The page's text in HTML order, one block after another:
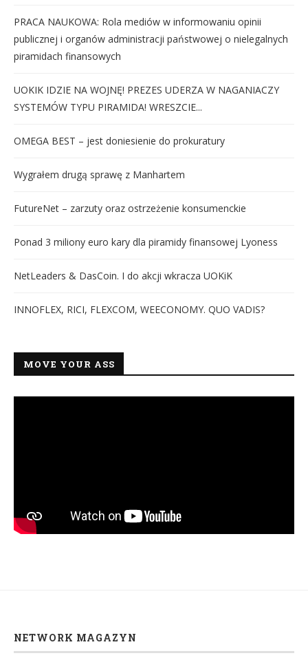
PRACA NAUKOWA: Rola mediów w informowaniu opinii
publicznej i organów administracji państwowej o nielegalnych
piramidach finansowych
UOKIK IDZIE NA WOJNĘ! PREZES UDERZA W NAGANIACZY
SYSTEMÓW TYPU PIRAMIDA! WRESZCIE...
OMEGA BEST – jest doniesienie do prokuratury
Wygrałem drugą sprawę z Manhartem
FutureNet – zarzuty oraz ostrzeżenie konsumenckie
Ponad 3 miliony euro kary dla piramidy finansowej Lyoness
NetLeaders & DasCoin. I do akcji wkracza UOKiK
INNOFLEX, RICI, FLEXCOM, WEECONOMY. QUO VADIS?
MOVE YOUR ASS
NETWORK MAGAZYN